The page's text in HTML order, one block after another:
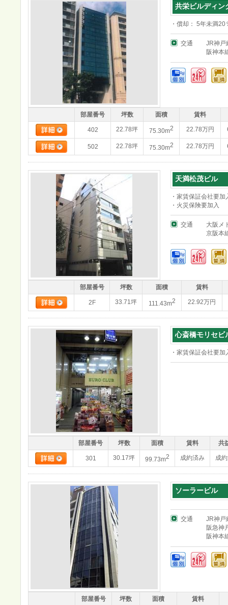
共栄ビルディン
・償却： 5年未満
交通
JR神戸
阪神本
部屋番号 坪数 面積 賃料
402 22.78坪 75.30m2 22.78万円
502 22.78坪 75.30m2 22.78万円
天満松茂ビル
・家賃保証会社要加
・火災保険要加入
交通
大阪メ
京阪本
部屋番号 坪数 面積 賃料
2F 33.71坪 111.43m2 22.92万円
心斎橋モリセビ
・家賃保証会社要加
部屋番号 坪数 面積 賃料 共
301 30.17坪 99.73m2 成約済み 成
ソーラービル
交通
JR神戸
阪急神
阪神本
部屋番号 坪数 面積 賃料